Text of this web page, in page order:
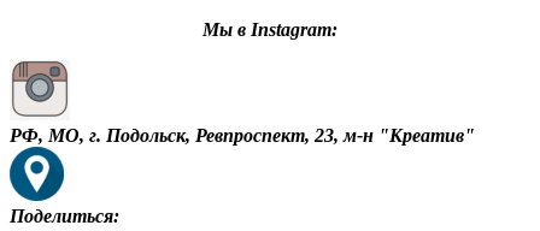
Мы в Instagram:
РФ, МО, г. Подольск, Ревпроспект, 23, м-н "Креатив"
Поделиться: